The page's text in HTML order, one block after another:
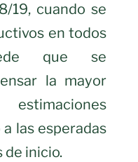
19, cuando se
en todos
que se
la mayor
las esperadas
de inicio.